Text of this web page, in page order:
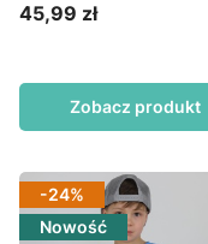
Cena
45,99 zł
Zobacz produkt
-24%
Nowość